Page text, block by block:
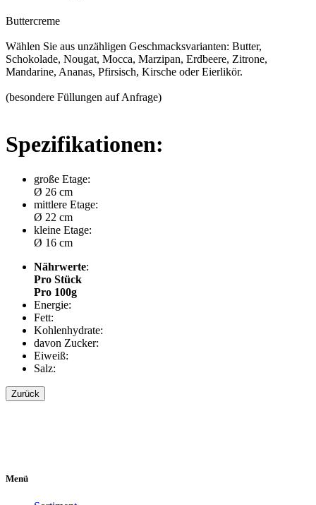
Buttercreme
Wählen Sie aus unzähligen Geschmacksvarianten: Butter,
Schokolade, Nougat, Mocca, Marzipan, Erdbeere, Zitrone,
Mandarine, Ananas, Pfirsisch, Kirsche oder Eierlikör.
(besondere Füllungen auf Anfrage)
Spezifikationen:
große Etage:
Ø 26 cm
mittlere Etage:
Ø 22 cm
kleine Etage:
Ø 16 cm
Nährwerte:
Pro Stück
Pro 100g
Energie:
Fett:
Kohlenhydrate:
davon Zucker:
Eiweiß:
Salz:
Zurück
Menü